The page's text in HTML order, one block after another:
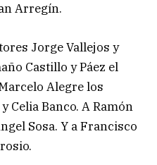
Arregín.
Jorge Vallejos y
Castillo y Páez el
Alegre los
Celia Banco. A Ramón
Sosa. Y a Francisco